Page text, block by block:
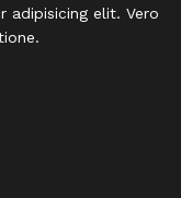
adipisicing elit. Vero